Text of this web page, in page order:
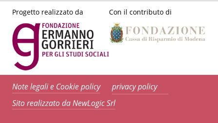
Progetto realizzato da Con il contributo di
Note legali e Cookie policy
privacy policy
Sito realizzato da NewLogic Srl